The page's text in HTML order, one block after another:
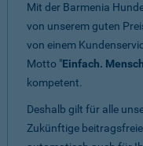
Mit der Barmenia
von unserem guten
von einem
Motto "Einfach.
kompetent.
Deshalb gilt für alle
Zukünftige